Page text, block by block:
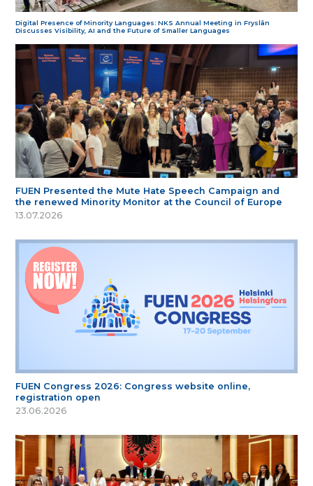
Digital Presence of Minority Languages: NKS Annual Meeting in Fryslân
Discusses Visibility, AI and the Future of Smaller Languages
FUEN Presented the Mute Hate Speech Campaign and
the renewed Minority Monitor at the Council of Europe
13.07.2026
FUEN Congress 2026: Congress website online,
registration open
23.06.2026